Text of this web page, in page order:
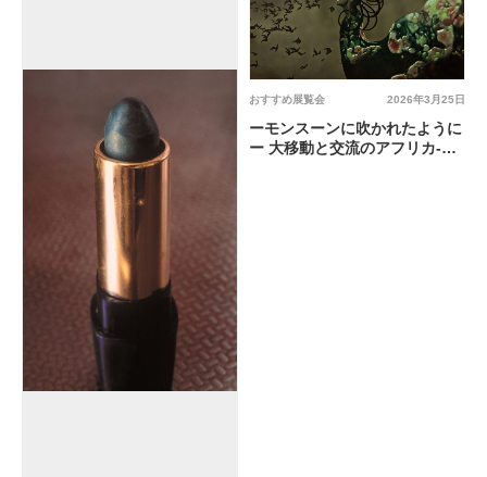
2026年3月25日
おすすめ展覧会
ーモンスーンに吹かれたように
ー 大移動と交流のアフリカ‐ア